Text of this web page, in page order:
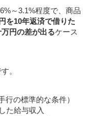
～3.1%程度で、商品
を10年返済で借りた
円の差が出るケース
。
行の標準的な条件）
た給与収入